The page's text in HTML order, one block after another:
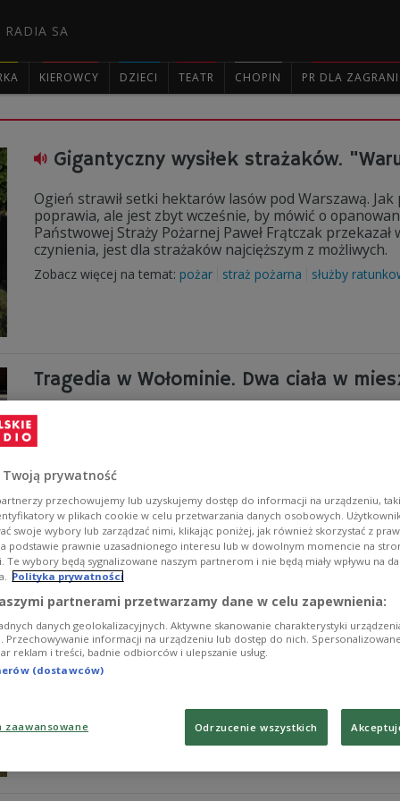
RADIA SA
KIEROWCY DZIECI TEATR CHOPIN PR DLA
Gigantyczny wysiłek strażaków.
Ogień strawił setki hektarów lasów pod Warszawą.
poprawia, ale jest zbyt wcześnie, by mówić o
Państwowej Straży Pożarnej Paweł Frątczak
czynienia, jest dla strażaków najcięższym z możliwych.
Zobacz więcej na temat: pożar straż pożarna służby
Tragedia w Wołominie. Dwa ciała w
W jednym z mieszkań w Wołominie odnaleziono dwa
Tragiczny wypadek w Wołominie. Nie
Nie udało się uratować życia księdza Grzegorza
szpitalu. Tragiczną wiadomość przekazało
kapłan.
prywatność
przechowujemy lub uzyskujemy dostęp do informacji na urządzeniu,
w plikach cookie w celu przetwarzania danych osobowych.
swoje wybory lub zarządzać nimi, klikając poniżej, jak również skorzystać z
podstawie prawnie uzasadnionego interesu lub w dowolnym momencie na
Te wybory będą sygnalizowane naszym partnerom i nie będą miały wpływu na
Polityka prywatności
partnerami przetwarzamy dane w celu zapewnienia:
danych geolokalizacyjnych. Aktywne skanowanie charakterystyki
Przechowywanie informacji na urządzeniu lub dostęp do nich.
reklam i treści, badnie odbiorców i ulepszanie usług.
(dostawców)
zaawansowane Odrzucenie wszystkich